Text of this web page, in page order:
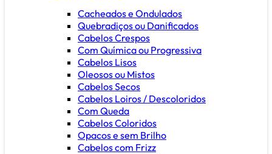
Cacheados e Ondulados
Quebradiços ou Danificados
Cabelos Crespos
Com Química ou Progressiva
Cabelos Lisos
Oleosos ou Mistos
Cabelos Secos
Cabelos Loiros / Descoloridos
Com Queda
Cabelos Coloridos
Opacos e sem Brilho
Cabelos com Frizz